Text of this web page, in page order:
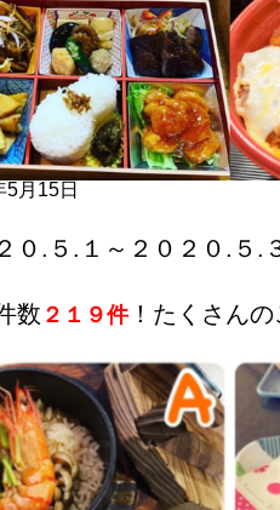
5月15日
０.５.１～２０２０.５.
数 ２１９件！たくさんの